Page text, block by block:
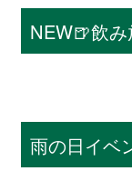
NEW🍺飲み
雨の日イベ